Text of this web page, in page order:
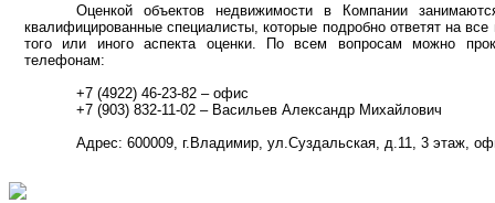
Оценкой объектов недвижимости в Компании
квалифицированные специалисты, которые подробно ответят на
того или иного аспекта оценки. По всем вопросам можно
телефонам:
+7 (4922) 46-23-82 – офис
+7 (903) 832-11-02 – Васильев Александр Михайлович
Адрес: 600009, г.Владимир, ул.Суздальская, д.11, 3 этаж,